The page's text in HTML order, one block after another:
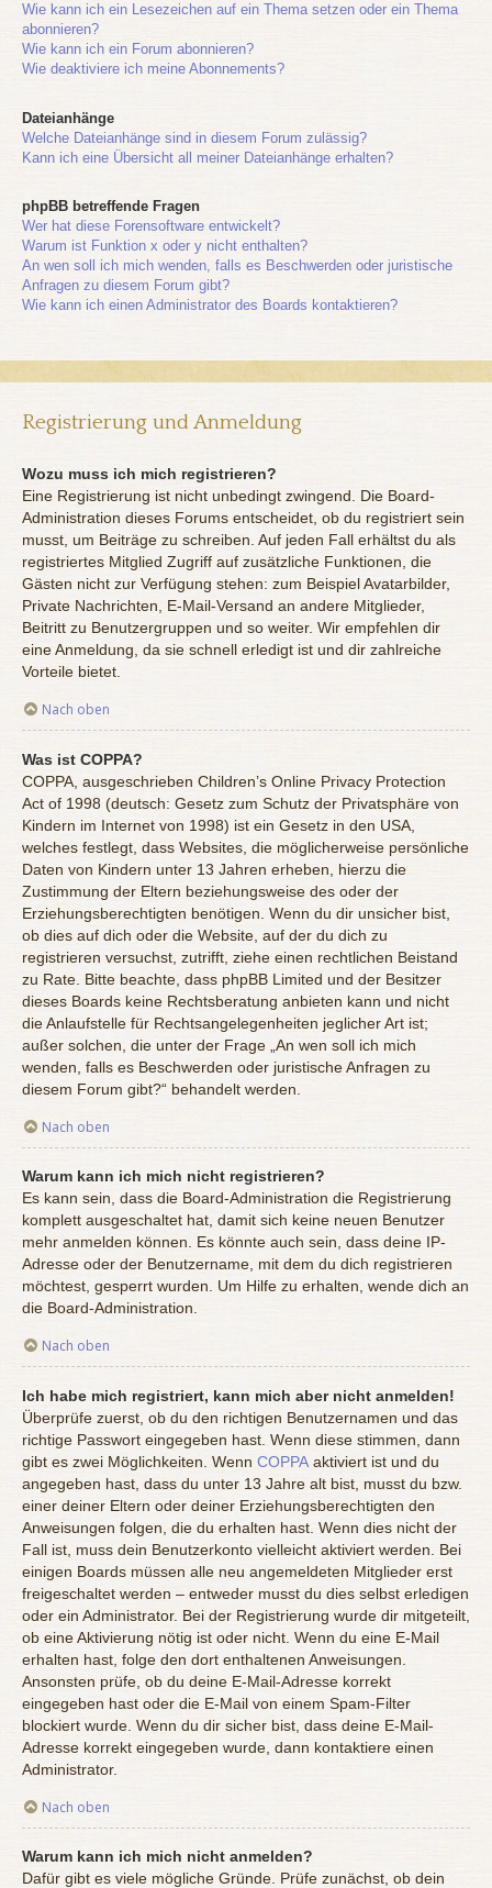
Wie kann ich ein Lesezeichen auf ein Thema setzen oder ein Thema
abonnieren?
Wie kann ich ein Forum abonnieren?
Wie deaktiviere ich meine Abonnements?
Dateianhänge
Welche Dateianhänge sind in diesem Forum zulässig?
Kann ich eine Übersicht all meiner Dateianhänge erhalten?
phpBB betreffende Fragen
Wer hat diese Forensoftware entwickelt?
Warum ist Funktion x oder y nicht enthalten?
An wen soll ich mich wenden, falls es Beschwerden oder juristische
Anfragen zu diesem Forum gibt?
Wie kann ich einen Administrator des Boards kontaktieren?
Registrierung und Anmeldung
Wozu muss ich mich registrieren?
Eine Registrierung ist nicht unbedingt zwingend. Die Board-
Administration dieses Forums entscheidet, ob du registriert sein
musst, um Beiträge zu schreiben. Auf jeden Fall erhältst du als
registriertes Mitglied Zugriff auf zusätzliche Funktionen, die
Gästen nicht zur Verfügung stehen: zum Beispiel Avatarbilder,
Private Nachrichten, E-Mail-Versand an andere Mitglieder,
Beitritt zu Benutzergruppen und so weiter. Wir empfehlen dir
eine Anmeldung, da sie schnell erledigt ist und dir zahlreiche
Vorteile bietet.
Nach oben
Was ist COPPA?
COPPA, ausgeschrieben Children’s Online Privacy Protection
Act of 1998 (deutsch: Gesetz zum Schutz der Privatsphäre von
Kindern im Internet von 1998) ist ein Gesetz in den USA,
welches festlegt, dass Websites, die möglicherweise persönliche
Daten von Kindern unter 13 Jahren erheben, hierzu die
Zustimmung der Eltern beziehungsweise des oder der
Erziehungsberechtigten benötigen. Wenn du dir unsicher bist,
ob dies auf dich oder die Website, auf der du dich zu
registrieren versuchst, zutrifft, ziehe einen rechtlichen Beistand
zu Rate. Bitte beachte, dass phpBB Limited und der Besitzer
dieses Boards keine Rechtsberatung anbieten kann und nicht
die Anlaufstelle für Rechtsangelegenheiten jeglicher Art ist;
außer solchen, die unter der Frage „An wen soll ich mich
wenden, falls es Beschwerden oder juristische Anfragen zu
diesem Forum gibt?“ behandelt werden.
Nach oben
Warum kann ich mich nicht registrieren?
Es kann sein, dass die Board-Administration die Registrierung
komplett ausgeschaltet hat, damit sich keine neuen Benutzer
mehr anmelden können. Es könnte auch sein, dass deine IP-
Adresse oder der Benutzername, mit dem du dich registrieren
möchtest, gesperrt wurden. Um Hilfe zu erhalten, wende dich an
die Board-Administration.
Nach oben
Ich habe mich registriert, kann mich aber nicht anmelden!
Überprüfe zuerst, ob du den richtigen Benutzernamen und das
richtige Passwort eingegeben hast. Wenn diese stimmen, dann
gibt es zwei Möglichkeiten. Wenn COPPA aktiviert ist und du
angegeben hast, dass du unter 13 Jahre alt bist, musst du bzw.
einer deiner Eltern oder deiner Erziehungsberechtigten den
Anweisungen folgen, die du erhalten hast. Wenn dies nicht der
Fall ist, muss dein Benutzerkonto vielleicht aktiviert werden. Bei
einigen Boards müssen alle neu angemeldeten Mitglieder erst
freigeschaltet werden – entweder musst du dies selbst erledigen
oder ein Administrator. Bei der Registrierung wurde dir mitgeteilt,
ob eine Aktivierung nötig ist oder nicht. Wenn du eine E-Mail
erhalten hast, folge den dort enthaltenen Anweisungen.
Ansonsten prüfe, ob du deine E-Mail-Adresse korrekt
eingegeben hast oder die E-Mail von einem Spam-Filter
blockiert wurde. Wenn du dir sicher bist, dass deine E-Mail-
Adresse korrekt eingegeben wurde, dann kontaktiere einen
Administrator.
Nach oben
Warum kann ich mich nicht anmelden?
Dafür gibt es viele mögliche Gründe. Prüfe zunächst, ob dein